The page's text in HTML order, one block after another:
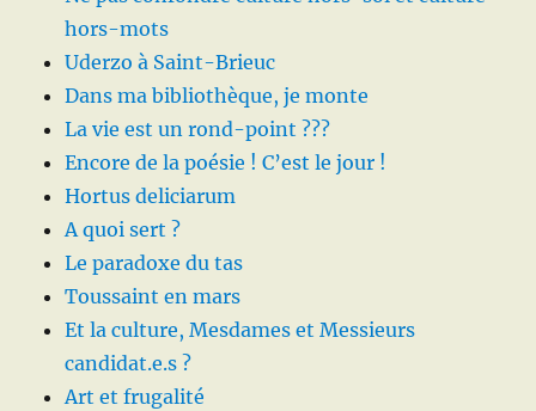
hors-mots
Uderzo à Saint-Brieuc
Dans ma bibliothèque, je monte
La vie est un rond-point ???
Encore de la poésie ! C’est le jour !
Hortus deliciarum
A quoi sert ?
Le paradoxe du tas
Toussaint en mars
Et la culture, Mesdames et Messieurs
candidat.e.s ?
Art et frugalité